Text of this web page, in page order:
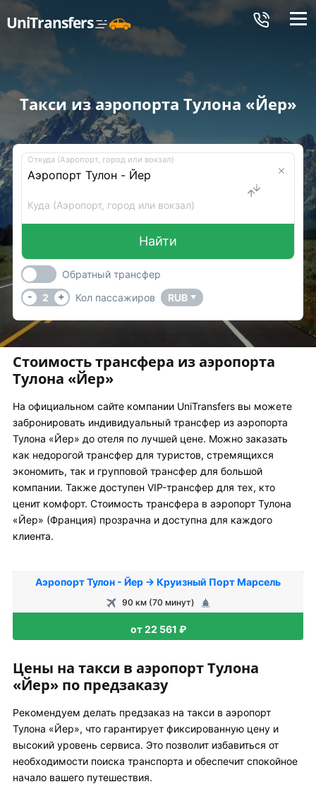
UniTransfers Меню
Такси из аэропорта Тулона «Йер»
Откуда (Аэропорт, город или вокзал)
Куда (Аэропорт, город или вокзал)
Найти
Обратный трансфер
-
2 + Кол пассажиров RUB ▼
Стоимость трансфера из аэропорта
Тулона «Йер»
На официальном сайте компании UniTransfers вы можете
забронировать индивидуальный трансфер из аэропорта
Тулона «Йер» до отеля по лучшей цене. Можно заказать
как недорогой трансфер для туристов, стремящихся
экономить, так и групповой трансфер для большой
компании. Также доступен VIP-трансфер для тех, кто
ценит комфорт. Стоимость трансфера в аэропорт Тулона
«Йер» (Франция) прозрачна и доступна для каждого
клиента.
Аэропорт Тулон - Йер → Круизный Порт Марсель
90 км (70 минут)
от 22 561 ₽
Цены на такси в аэропорт Тулона
«Йер» по предзаказу
Рекомендуем делать предзаказ на такси в аэропорт
Тулона «Йер», что гарантирует фиксированную цену и
высокий уровень сервиса. Это позволит избавиться от
необходимости поиска транспорта и обеспечит спокойное
начало вашего путешествия.